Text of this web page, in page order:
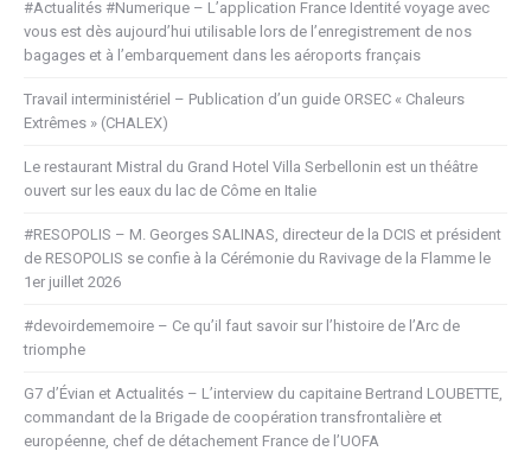
#Actualités #Numerique – L’application France Identité voyage avec
vous est dès aujourd’hui utilisable lors de l’enregistrement de nos
bagages et à l’embarquement dans les aéroports français
Travail interministériel – Publication d’un guide ORSEC « Chaleurs
Extrêmes » (CHALEX)
Le restaurant Mistral du Grand Hotel Villa Serbellonin est un théâtre
ouvert sur les eaux du lac de Côme en Italie
#RESOPOLIS – M. Georges SALINAS, directeur de la DCIS et président
de RESOPOLIS se confie à la Cérémonie du Ravivage de la Flamme le
1er juillet 2026
#devoirdememoire – Ce qu’il faut savoir sur l’histoire de l’Arc de
triomphe
G7 d’Évian et Actualités – L’interview du capitaine Bertrand LOUBETTE,
commandant de la Brigade de coopération transfrontalière et
européenne, chef de détachement France de l’UOFA